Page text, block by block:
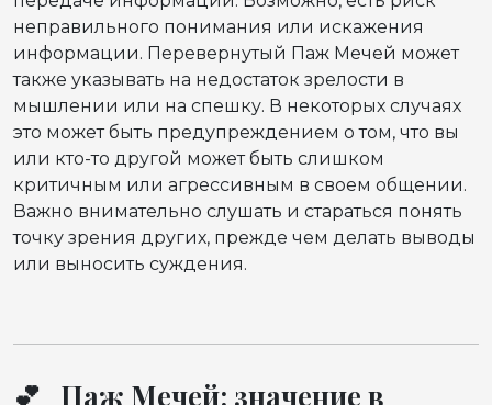
неправильного понимания или искажения
информации. Перевернутый Паж Мечей может
также указывать на недостаток зрелости в
мышлении или на спешку. В некоторых случаях
это может быть предупреждением о том, что вы
или кто-то другой может быть слишком
критичным или агрессивным в своем общении.
Важно внимательно слушать и стараться понять
точку зрения других, прежде чем делать выводы
или выносить суждения.
💕 Паж Мечей: значение в